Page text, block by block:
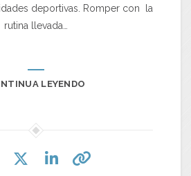
deportivas. Romper con la
rutina llevada…
LEYENDO